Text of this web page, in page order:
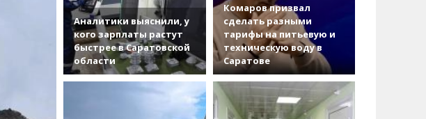
Аналитики выяснили, у
кого зарплаты растут
быстрее в Саратовской
области
Комаров призвал
сделать разными
тарифы на питьевую и
техническую воду в
Саратове